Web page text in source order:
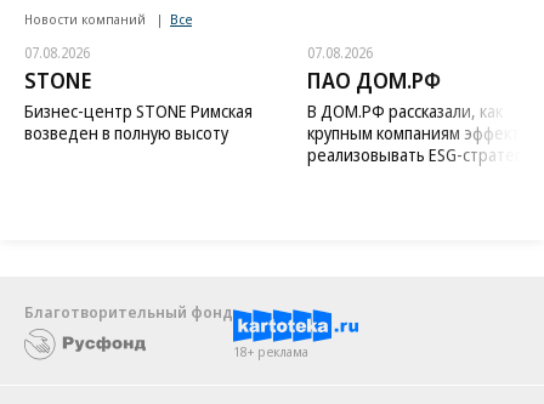
Новости компаний Все
07.08.2026
STONE
Бизнес-центр STONE Римская
возведен в полную высоту
07.08.2026
ПАО ДОМ.РФ
В ДОМ.РФ рассказали, как
крупным компаниям
реализовывать ESG-стратегию
Благотворительный фонд
18+ реклама